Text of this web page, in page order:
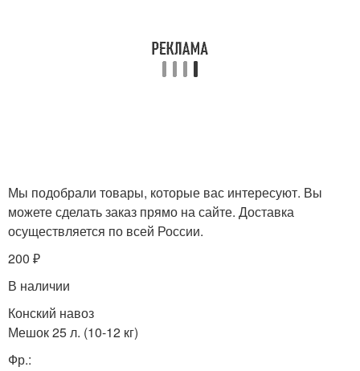
Мы подобрали товары, которые вас интересуют. Вы
можете сделать заказ прямо на сайте. Доставка
осуществляется по всей России.
200 ₽
В наличии
Конский навоз
Мешок 25 л. (10-12 кг)
Фр.: